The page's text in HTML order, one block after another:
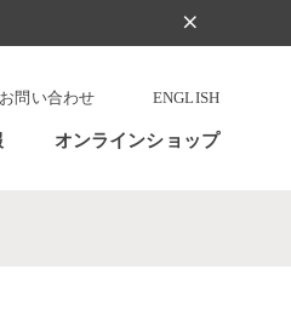
clear
オンラインショップ
お問い合わせ ENGLISH